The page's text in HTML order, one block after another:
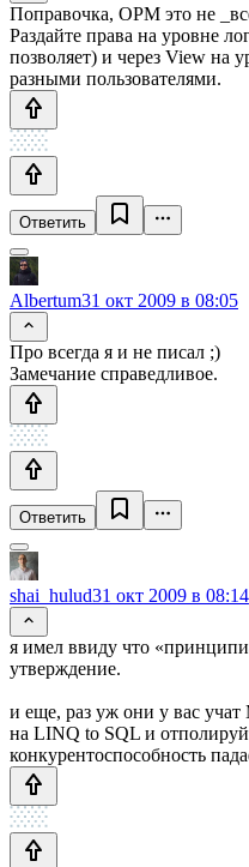
Поправочка, ОРМ это не
Раздайте права на уровне
позволяет) и через View на
разными пользователями.
Ответить
Albertum31 окт 2009 в 08:05
Про всегда я и не писал ;)
Замечание справедливое.
Ответить
shai_hulud31 окт 2009 в 08:14
я имел ввиду что
утверждение.
и еще, раз уж они у вас учат
на LINQ to SQL и
конкурентоспособность